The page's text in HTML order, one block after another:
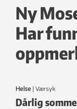
Ny
Har
Helse | Værsyk
Dårlig